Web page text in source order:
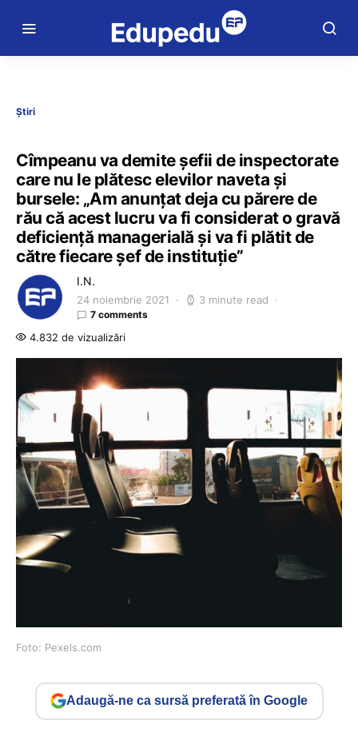
Știri
Cîmpeanu va demite șefii de inspectorate
care nu le plătesc elevilor naveta și
bursele: „Am anunțat deja cu părere de
rău că acest lucru va fi considerat o gravă
deficiență managerială și va fi plătit de
către fiecare șef de instituție”
I.N.
24 noiembrie 2021 3 minute read
7 comments
4.832 de vizualizări
Foto: Pexels.com
Adaugă-ne ca sursă preferată în Google